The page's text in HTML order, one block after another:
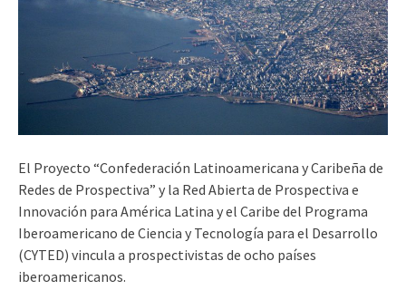
El Proyecto “Confederación Latinoamericana y Caribeña de
Redes de Prospectiva” y la Red Abierta de Prospectiva e
Innovación para América Latina y el Caribe del Programa
Iberoamericano de Ciencia y Tecnología para el Desarrollo
(CYTED) vincula a prospectivistas de ocho países
iberoamericanos.